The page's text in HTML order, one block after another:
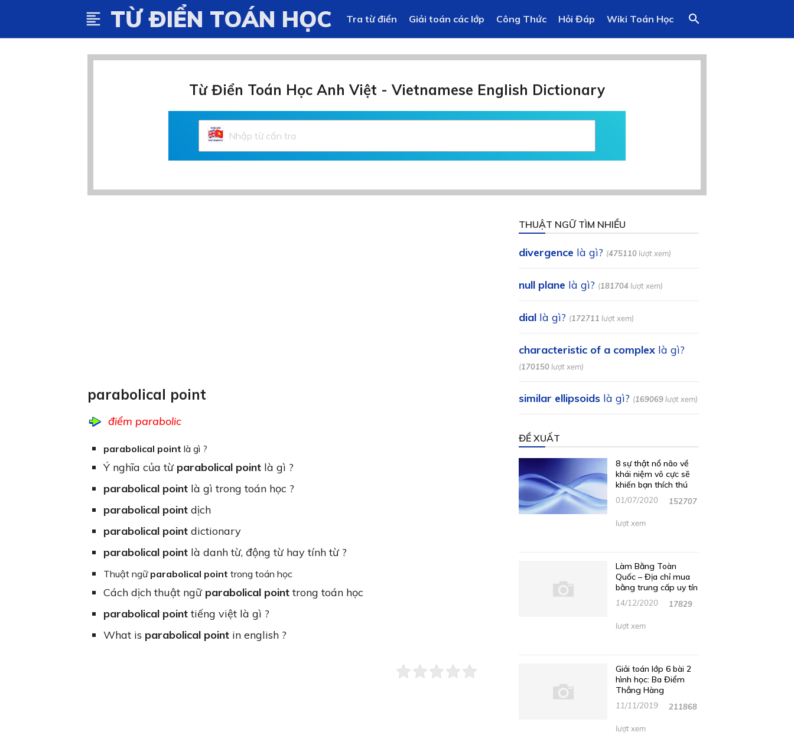
format_align_left TỪ ĐIỂN TOÁN HỌC search
Tra từ điển Giải toán các lớp Công Thức Hỏi Đáp Wiki Toán Học
Từ Điển Toán Học Anh Việt - Vietnamese English Dictionary
parabolical point
điểm parabolic
parabolical point là gì ?
Ý nghĩa của từ parabolical pointlà gì ?
parabolical pointlà gì trong toán học ?
parabolical pointdịch
parabolical pointdictionary
parabolical pointlà danh từ, động từ hay tính từ ?
Thuật ngữ parabolical point trong toán học
Cách dịch thuật ngữ parabolical pointtrong toán học
parabolical pointtiếng việt là gì ?
What is parabolical pointin english ?
THUẬT NGỮ TÌM NHIỀU
divergence là gì? (475110 lượt xem)
null plane là gì? (181704 lượt xem)
dial là gì? (172711 lượt xem)
characteristic of a complex là gì?
(170150 lượt xem)
similar ellipsoids là gì? (169069 lượt xem)
ĐỀ XUẤT
8 sự thật nổ não về
khái niệm vô cực sẽ
khiến bạn thích thú
01/07/2020 152707
lượt xem
Làm Bằng Toàn
Quốc – Địa chỉ mua
bằng trung cấp uy tín
14/12/2020 17829
lượt xem
Giải toán lớp 6 bài 2
hình học: Ba Điểm
Thẳng Hàng
11/11/2019 211868
lượt xem